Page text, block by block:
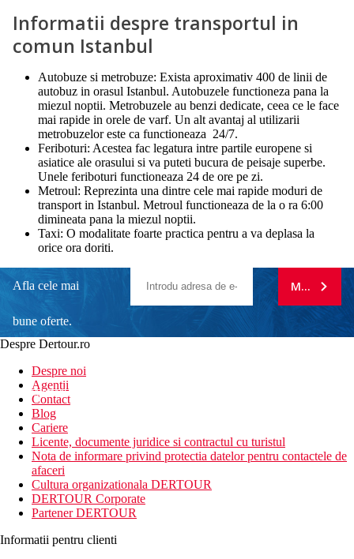
Informatii despre transportul in
comun Istanbul
Autobuze si metrobuze: Exista aproximativ 400 de linii de
autobuz in orasul Istanbul. Autobuzele functioneza pana la
miezul noptii. Metrobuzele au benzi dedicate, ceea ce le face
mai rapide in orele de varf. Un alt avantaj al utilizarii
metrobuzelor este ca functioneaza 24/7.
Feriboturi: Acestea fac legatura intre partile europene si
asiatice ale orasului si va puteti bucura de peisaje superbe.
Unele feriboturi functioneaza 24 de ore pe zi.
Metroul: Reprezinta una dintre cele mai rapide moduri de
transport in Istanbul. Metroul functioneaza de la o ra 6:00
dimineata pana la miezul noptii.
Taxi: O modalitate foarte practica pentru a va deplasa la
orice ora doriti.
Afla cele mai
bune oferte.
newsletter!
MA
Despre Dertour.ro
Despre noi
Agentii
Contact
Blog
Cariere
Licente, documente juridice si contractul cu turistul
Nota de informare privind protectia datelor pentru contactele de
afaceri
Cultura organizationala DERTOUR
DERTOUR Corporate
Partener DERTOUR
Informatii pentru clienti